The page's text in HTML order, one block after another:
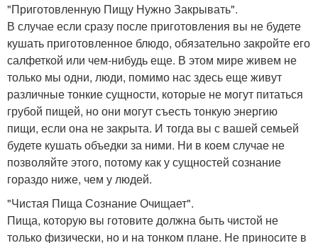
"Приготовленную Пищу Нужно Закрывать".
В случае если сразу после приготовления вы не будете
кушать приготовленное блюдо, обязательно закройте его
салфеткой или чем-нибудь еще. В этом мире живем не
только мы одни, люди, помимо нас здесь еще живут
различные тонкие сущности, которые не могут питаться
грубой пищей, но они могут съесть тонкую энергию
пищи, если она не закрыта. И тогда вы с вашей семьей
будете кушать объедки за ними. Ни в коем случае не
позволяйте этого, потому как у сущностей сознание
гораздо ниже, чем у людей.
"Чистая Пища Сознание Очищает".
Пища, которую вы готовите должна быть чистой не
только физически, но и на тонком плане. Не приносите в